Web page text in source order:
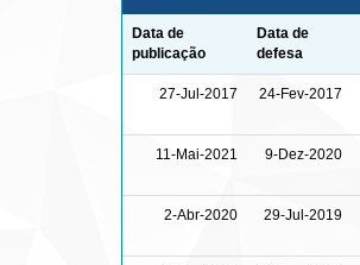
Data de
publicação
Data de
defesa
27-Jul-2017 24-Fev-2017
11-Mai-2021 9-Dez-2020
2-Abr-2020 29-Jul-2019